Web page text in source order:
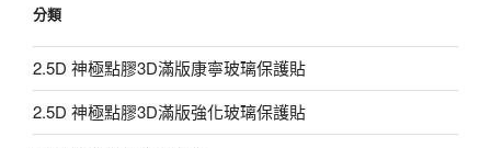
分類
2.5D 神極點膠3D滿版康寧玻璃保護貼
2.5D 神極點膠3D滿版強化玻璃保護貼